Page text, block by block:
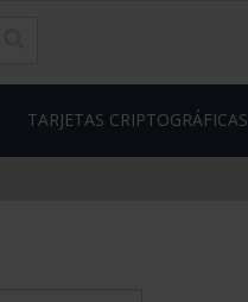
TARJETAS CRIPTOGRÁFICAS